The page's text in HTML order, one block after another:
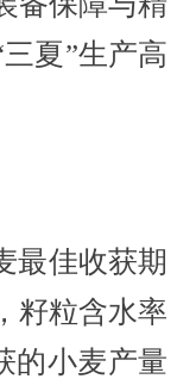
夏”生产高
佳收获期
籽粒含水率
的小麦产量